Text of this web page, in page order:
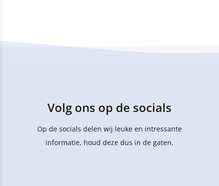
Volg ons op de socials
Op de socials delen wij leuke en intressante
informatie, houd deze dus in de gaten.